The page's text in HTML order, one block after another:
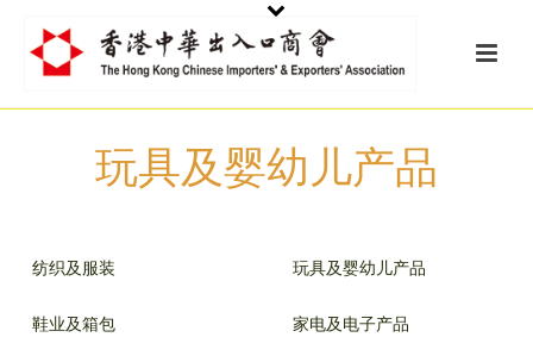
玩具及婴幼儿产品
纺织及服装 玩具及婴幼儿产品
鞋业及箱包 家电及电子产品